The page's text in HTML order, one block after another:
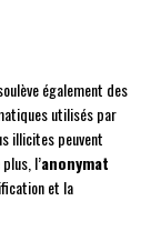
également des
utilisés par
illicites peuvent
l’anonymat
et la